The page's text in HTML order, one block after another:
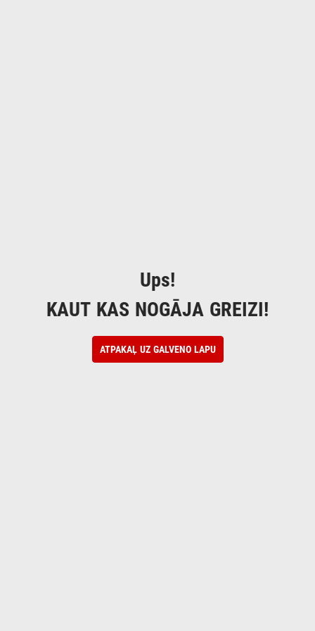
Ups!
KAUT KAS NOGĀJA GREIZI!
ATPAKAĻ UZ GALVENO LAPU